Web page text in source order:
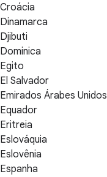
Croácia
Dinamarca
Djibuti
Dominica
Egito
El Salvador
Emirados Árabes Unidos
Equador
Eritreia
Eslováquia
Eslovênia
Espanha